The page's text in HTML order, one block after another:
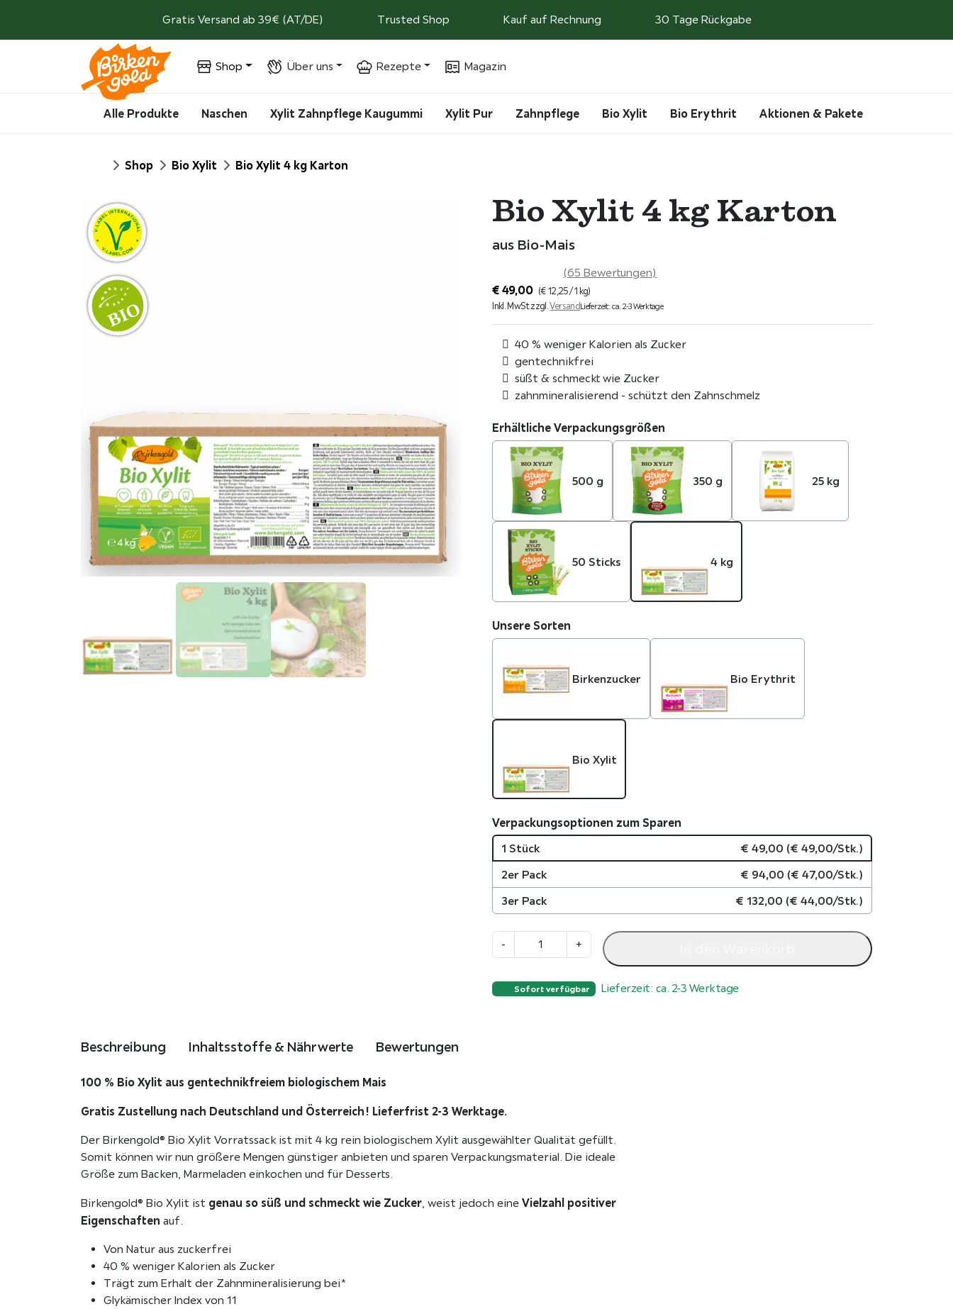
Gratis Versand ab 39€ (AT/DE) Trusted Shop Kauf auf Rechnung 30 Tage Rückgabe
Shop Über uns Rezepte Magazin
Alle Produkte Naschen Xylit Zahnpflege Kaugummi Xylit Pur Zahnpflege Bio Xylit Bio Erythrit Aktionen & Pakete
StartShop Bio Xylit Bio Xylit 4 kg Karton
Bio Xylit 4 kg Karton
aus Bio-Mais
(65 Bewertungen)
€ 49,00 (€ 12,25/ 1 kg)
Inkl. MwSt.zzgl.VersandLieferzeit: ca. 2-3 Werktage
40 % weniger Kalorien als Zucker
gentechnikfrei
süßt & schmeckt wie Zucker
zahnmineralisierend - schützt den Zahnschmelz
Erhältliche Verpackungsgrößen
500 g 350 g 25 kg
50 Sticks 4 kg
Unsere Sorten
Birkenzucker Bio Erythrit
Bio Xylit
Verpackungsoptionen zum Sparen
1 Stück
€ 49,00 (€ 49,00/Stk.)
2er Pack
€ 94,00 (€ 47,00/Stk.)
3er Pack
€ 132,00 (€ 44,00/Stk.)
-
i
X
g
a
r
n
+
Sofort verfügbar Lieferzeit: ca. 2-3 Werktage
Beschreibung Inhaltsstoffe & Nährwerte Bewertungen
100 % Bio Xylit aus gentechnikfreiem biologischem Mais
Gratis Zustellung nach Deutschland und Österreich! Lieferfrist 2-3 Werktage.
Der Birkengold® Bio Xylit Vorratssack ist mit 4 kg rein biologischem Xylit ausgewählter Qualität gefüllt.
Somit können wir nun größere Mengen günstiger anbieten und sparen Verpackungsmaterial. Die ideale
Größe zum Backen, Marmeladen einkochen und für Desserts.
Birkengold® Bio Xylit ist genau so süß und schmeckt wie Zucker , weist jedoch eine Vielzahl positiver
Eigenschaften auf.
Von Natur aus zuckerfrei
40 % weniger Kalorien als Zucker
Trägt zum Erhalt der Zahnmineralisierung bei*
Glykämischer Index von 11